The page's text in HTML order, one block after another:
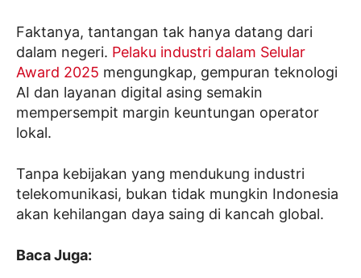
Faktanya, tantangan tak hanya datang dari
dalam negeri. Pelaku industri dalam Selular
Award 2025 mengungkap, gempuran teknologi
AI dan layanan digital asing semakin
mempersempit margin keuntungan operator
lokal.
Tanpa kebijakan yang mendukung industri
telekomunikasi, bukan tidak mungkin Indonesia
akan kehilangan daya saing di kancah global.
Baca Juga: